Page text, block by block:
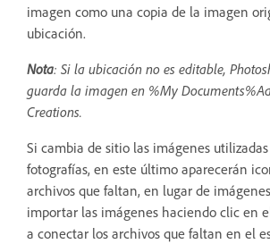
imagen como una copia de la imagen
ubicación.
Nota: Si la ubicación no es editable,
guarda la imagen en %My
Creations.
Si cambia de sitio las imágenes
fotografías, en este último aparecerán
archivos que faltan, en lugar de
importar las imágenes haciendo clic en
a conectar los archivos que faltan en el